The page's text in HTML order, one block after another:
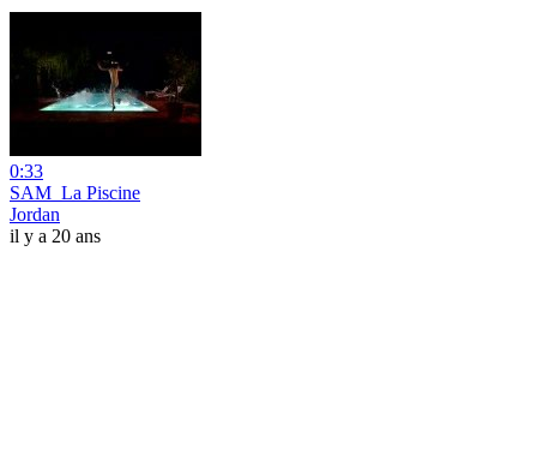
0:33
SAM_La Piscine
Jordan
il y a 20 ans